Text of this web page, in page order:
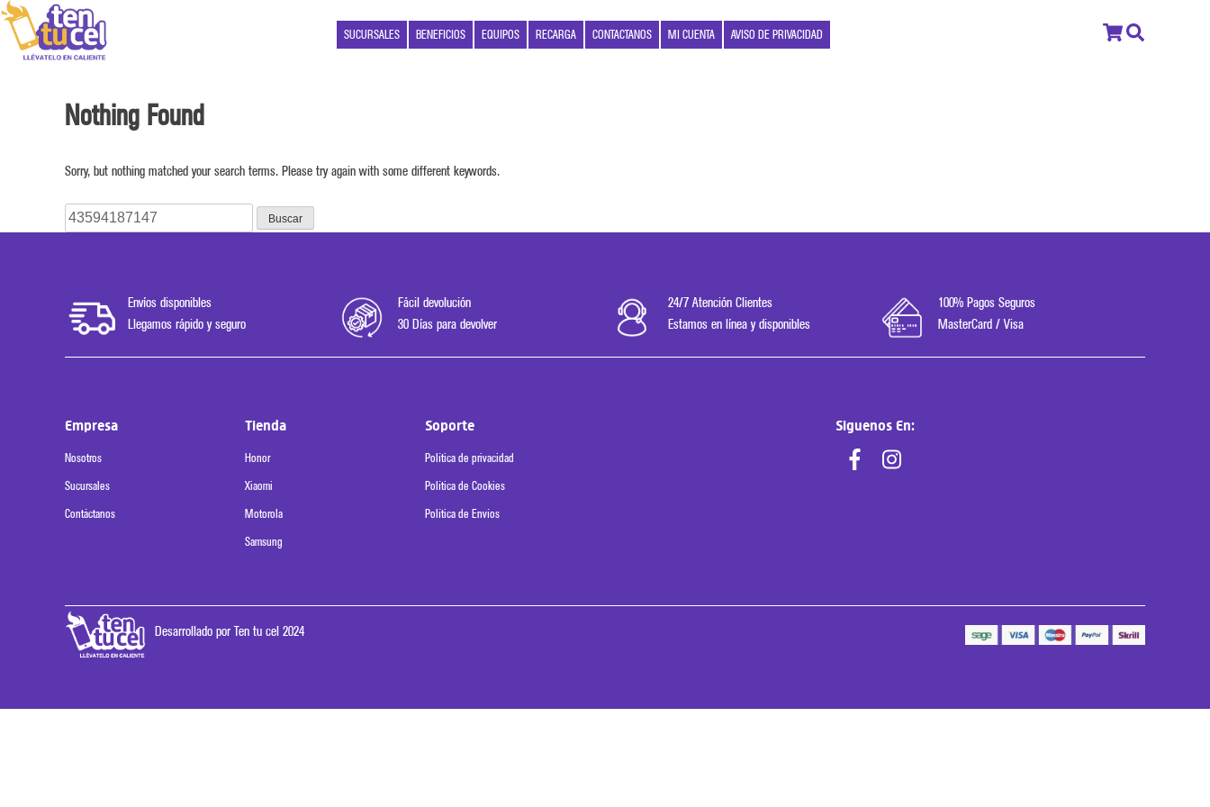
SUCURSALES BENEFICIOS EQUIPOS RECARGA CONTACTANOS MI CUENTA AVISO DE PRIVACIDAD
Nothing Found
Sorry, but nothing matched your search terms. Please try again with some different keywords.
Buscar:
Envíos disponibles
Llegamos rápido y seguro
Fácil devolución
30 Días para devolver
24/7 Atención Clientes
Estamos en línea y disponibles
100% Pagos Seguros
MasterCard / Visa
Empresa
Nosotros
Sucursales
Contáctanos
Tienda
Honor
Xiaomi
Motorola
Samsung
Soporte
Política de privacidad
Política de Cookies
Política de Envíos
Siguenos En:
Desarrollado por Ten tu cel 2024